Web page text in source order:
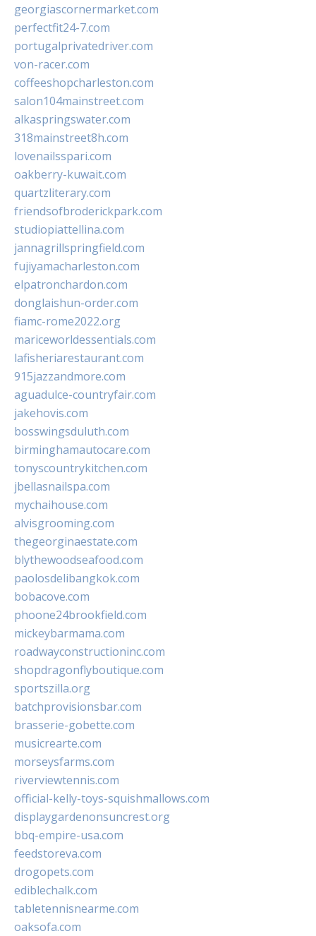
georgiascornermarket.com
perfectfit24-7.com
portugalprivatedriver.com
von-racer.com
coffeeshopcharleston.com
salon104mainstreet.com
alkaspringswater.com
318mainstreet8h.com
lovenailsspari.com
oakberry-kuwait.com
quartzliterary.com
friendsofbroderickpark.com
studiopiattellina.com
jannagrillspringfield.com
fujiyamacharleston.com
elpatronchardon.com
donglaishun-order.com
fiamc-rome2022.org
mariceworldessentials.com
lafisheriarestaurant.com
915jazzandmore.com
aguadulce-countryfair.com
jakehovis.com
bosswingsduluth.com
birminghamautocare.com
tonyscountrykitchen.com
jbellasnailspa.com
mychaihouse.com
alvisgrooming.com
thegeorginaestate.com
blythewoodseafood.com
paolosdelibangkok.com
bobacove.com
phoone24brookfield.com
mickeybarmama.com
roadwayconstructioninc.com
shopdragonflyboutique.com
sportszilla.org
batchprovisionsbar.com
brasserie-gobette.com
musicrearte.com
morseysfarms.com
riverviewtennis.com
official-kelly-toys-squishmallows.com
displaygardenonsuncrest.org
bbq-empire-usa.com
feedstoreva.com
drogopets.com
ediblechalk.com
tabletennisnearme.com
oaksofa.com